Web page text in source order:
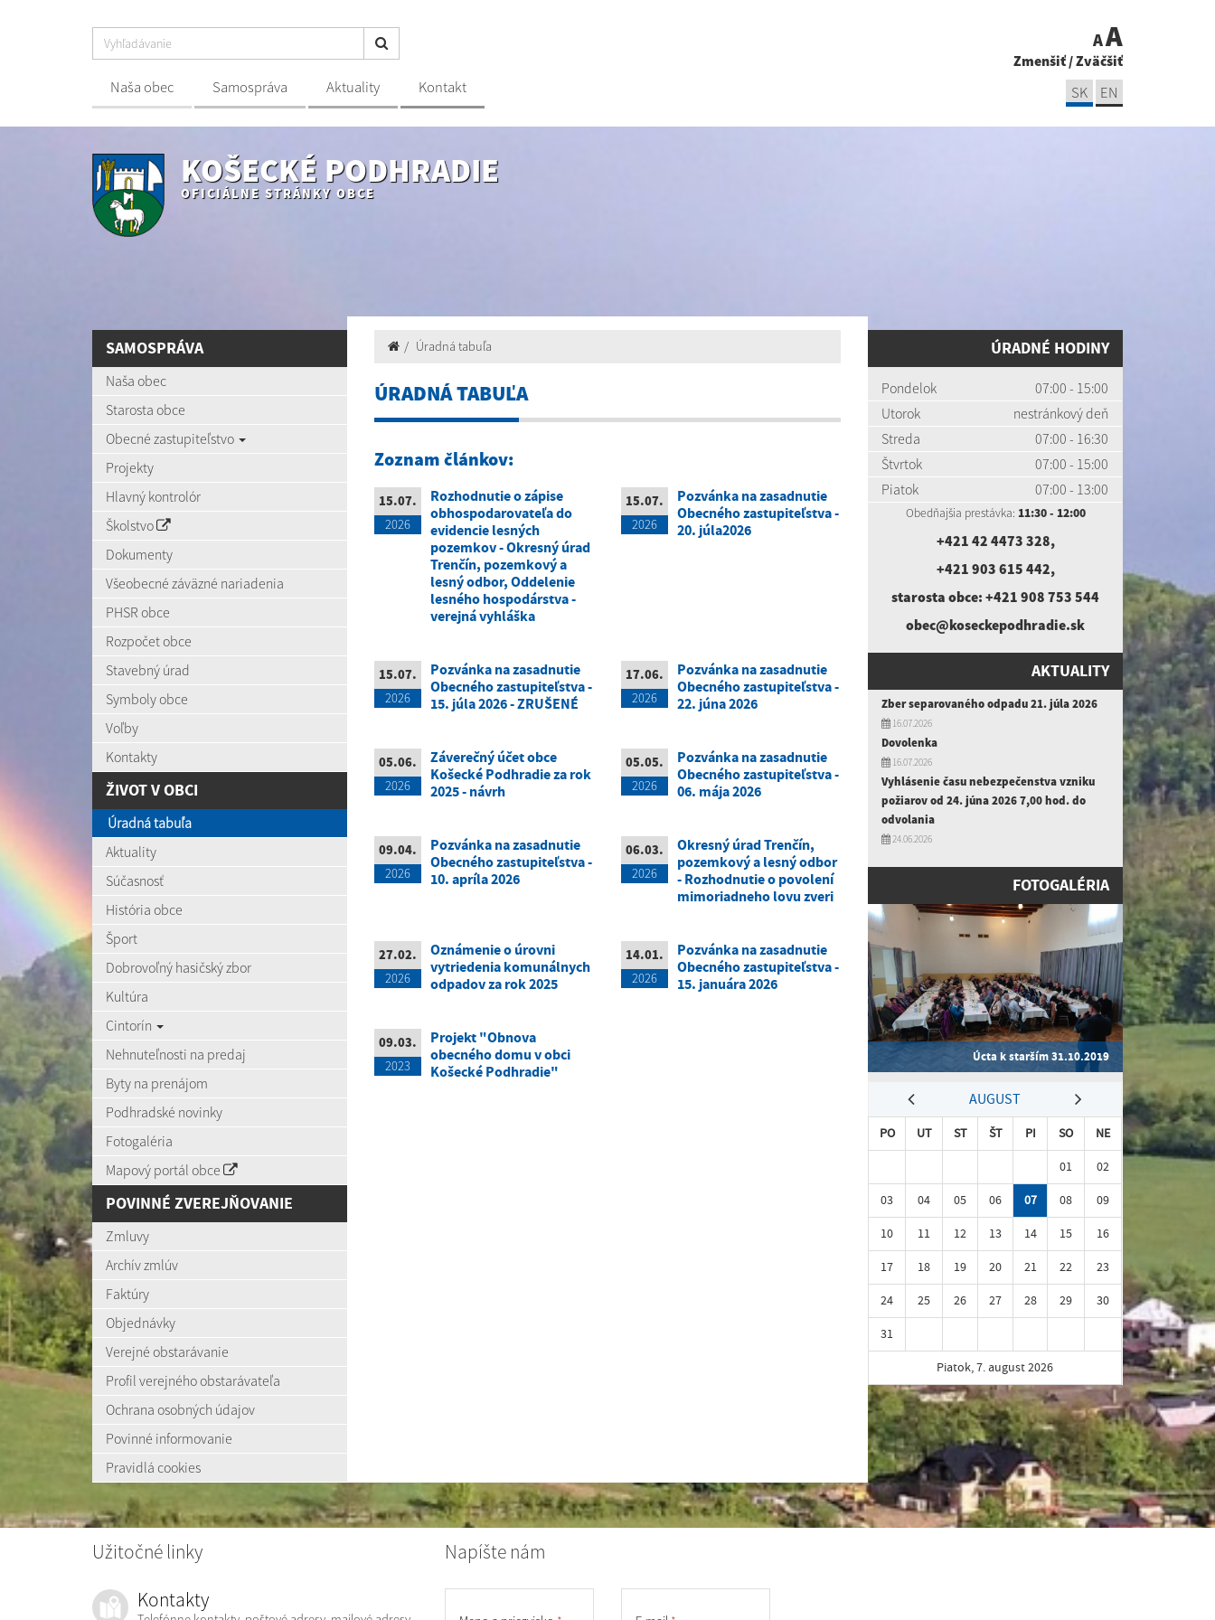
Naša obec Samospráva Aktuality Kontakt
AA
Zmenšiť/Zväčšiť
SK EN
KOŠECKÉ PODHRADIE
OFICIÁLNE STRÁNKY OBCE
SAMOSPRÁVA
Naša obec
Starosta obce
Obecné zastupiteľstvo
Projekty
Hlavný kontrolór
Školstvo
Dokumenty
Všeobecné záväzné nariadenia
PHSR obce
Rozpočet obce
Stavebný úrad
Symboly obce
Voľby
Kontakty
ŽIVOT V OBCI
Úradná tabuľa
Aktuality
Súčasnosť
História obce
Šport
Dobrovoľný hasičský zbor
Kultúra
Cintorín
Nehnuteľnosti na predaj
Byty na prenájom
Podhradské novinky
Fotogaléria
Mapový portál obce
POVINNÉ ZVEREJŇOVANIE
Zmluvy
Archív zmlúv
Faktúry
Objednávky
Verejné obstarávanie
Profil verejného obstarávateľa
Ochrana osobných údajov
Povinné informovanie
Pravidlá cookies
Úradná tabuľa
ÚRADNÁ TABUĽA
Zoznam článkov:
15.07.
2026
Rozhodnutie o zápise
obhospodarovateľa do
evidencie lesných
pozemkov - Okresný úrad
Trenčín, pozemkový a
lesný odbor, Oddelenie
lesného hospodárstva -
verejná vyhláška
15.07.
2026
Pozvánka na zasadnutie
Obecného zastupiteľstva -
20. júla2026
15.07.
2026
Pozvánka na zasadnutie
Obecného zastupiteľstva -
15. júla 2026 - ZRUŠENÉ
17.06.
2026
Pozvánka na zasadnutie
Obecného zastupiteľstva -
22. júna 2026
05.06.
2026
Záverečný účet obce
Košecké Podhradie za rok
2025 - návrh
05.05.
2026
Pozvánka na zasadnutie
Obecného zastupiteľstva -
06. mája 2026
09.04.
2026
Pozvánka na zasadnutie
Obecného zastupiteľstva -
10. apríla 2026
06.03.
2026
Okresný úrad Trenčín,
pozemkový a lesný odbor
- Rozhodnutie o povolení
mimoriadneho lovu zveri
27.02.
2026
Oznámenie o úrovni
vytriedenia komunálnych
odpadov za rok 2025
14.01.
2026
Pozvánka na zasadnutie
Obecného zastupiteľstva -
15. januára 2026
09.03.
2023
Projekt "Obnova
obecného domu v obci
Košecké Podhradie"
ÚRADNÉ HODINY
Pondelok
07:00 - 15:00
Utorok
nestránkový deň
Streda
07:00 - 16:30
Štvrtok
07:00 - 15:00
Piatok
07:00 - 13:00
Obedňajšia prestávka: 11:30 - 12:00
+421 42 4473 328,
+421 903 615 442,
starosta obce:+421 908 753 544
obec@koseckepodhradie.sk
AKTUALITY
Zber separovaného odpadu 21. júla 2026
16.07.2026
Dovolenka
16.07.2026
Vyhlásenie času nebezpečenstva vzniku
požiarov od 24. júna 2026 7,00 hod. do
odvolania
24.06.2026
FOTOGALÉRIA
Úcta k starším 31.10.2019
AUGUST
PO UT ST ŠT PI SO
NE
01
02
03
04 05 06 07 08
09
10
11 12 13 14 15
16
17
18 19 20 21 22
23
24
25 26 27 28 29
30
31
Piatok, 7. august 2026
Napíšte nám
Užitočné linky
Kontakty